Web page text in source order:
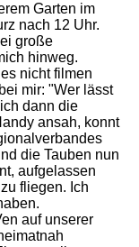
Garten im
nach 12 Uhr.
große
hinweg.
nicht filmen
mir: "Wer lässt
dann die
ansah, konnt
die Tauben nun
aufgelassen
fliegen. Ich
auf unserer